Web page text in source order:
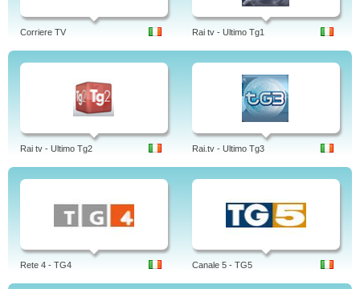
Corriere TV Rai tv - Ultimo Tg1
Rai tv - Ultimo Tg2 Rai.tv - Ultimo Tg3
Rete 4 - TG4 Canale 5 - TG5